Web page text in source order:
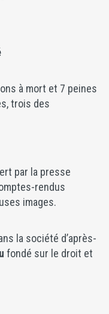
à mort et 7 peines
trois des
par la presse
rendus
images.
la société d’après-
fondé sur le droit et